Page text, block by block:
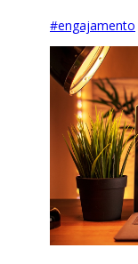
#engajamento